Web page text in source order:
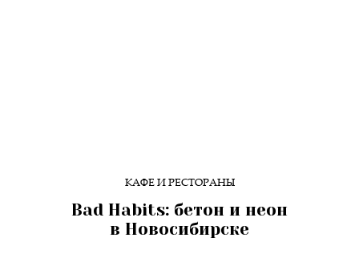
КАФЕ И РЕСТОРАНЫ
Bad Habits: бетон и неон
в Новосибирске